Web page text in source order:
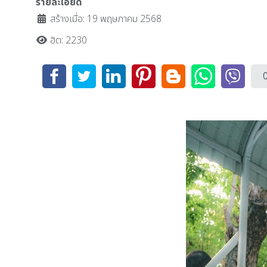
สร้างเมื่อ: 19 พฤษภาคม 2568
ฮิต: 2230